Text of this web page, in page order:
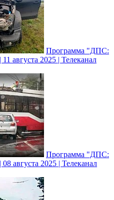
Программа "ДПС:
августа 2025 | Телеканал
Программа "ДПС:
августа 2025 | Телеканал